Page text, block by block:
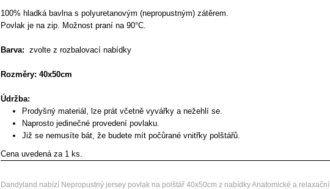
100% hladká bavlna s polyuretanovým (nepropustným) zátěrem.
Povlak je na zip.
Možnost praní na 90°C.
Barva: zvolte z rozbalovací nabídky
Rozměry: 40x50cm
Údržba:
Prodyšný materiál, lze prát včetně vyvářky a nežehlí se.
Naprosto jedinečné provedení povlaku.
Již se nemusíte bát, že budete mít počůrané vnitřky polštářů.
Cena uvedená za 1 ks.
Dandyland nabízí Nepropustný jersey povlak na polštář 40x50cm z nabídky Anatomické a relaxační